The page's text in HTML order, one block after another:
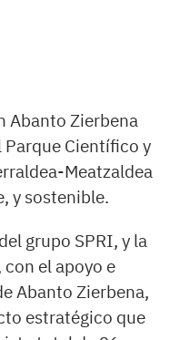
Abanto Zierbena
Parque Científico y
Meatzaldea
y sostenible.
grupo SPRI, y la
el apoyo e
Abanto Zierbena,
estratégico que